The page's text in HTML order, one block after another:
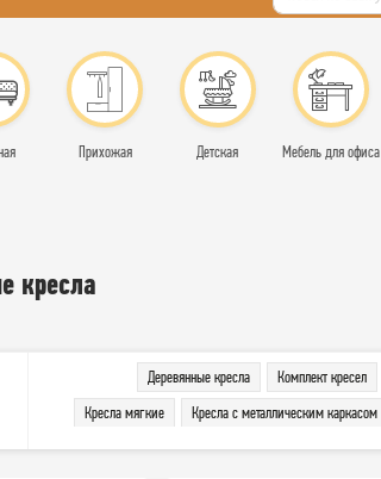
Прихожая Детская Мебель для офиса
кресла
Деревянные кресла Комплект кресел
Кресла мягкие
Кресла с металлическим каркасом